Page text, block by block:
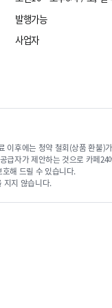
단순복사 : ￦ 200,000
발행가능
사업자
이후에는 청약 철회(상품 환불)
급자가 제안하는 것으로 카페
해 드릴 수 있습니다.
지지 않습니다.